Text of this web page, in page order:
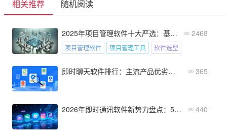
相关推荐 随机阅读
2025年项目管理软件十大严选：基于千家企业需求的深度推荐 2468
项目管理软件 项目管理工具 软件选型
即时聊天软件排行：主流产品优劣对比分析 365
2026年即时通讯软件新势力盘点：5款黑马产品推荐 440